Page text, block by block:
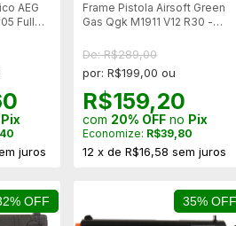
AEG
Full
Pix
juros
Frame Pistola Airsoft Green
Gas Qgk M1911 V12 R30 -
De: R$289,00
por: R$199,00 ou
R$159,20
com 20% OFF no Pix
Economize: R$39,80
12 xdeR$16,58 sem juros
OFF 35% OFF